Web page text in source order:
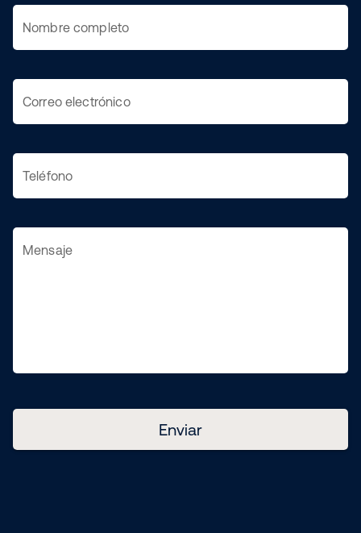
Nombre completo
Correo electrónico
Teléfono
Mensaje
Enviar